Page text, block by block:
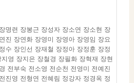
명련 장봉근 장성자 장소연 장소현 장
진 장연화 장영미 장영아 장영임 장요
수 장인선 장재철 장정아 장정훈 장정
영 장지은 장철경 장필화 장혁재 장현
전부숙 전소영 전순천 전영미 전예진
진영 전형연 전혜림 정강자 정경옥 정